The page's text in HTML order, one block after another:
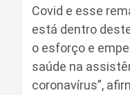
Covid e esse
está dentro
o esforço e
saúde na
coronavírus”,